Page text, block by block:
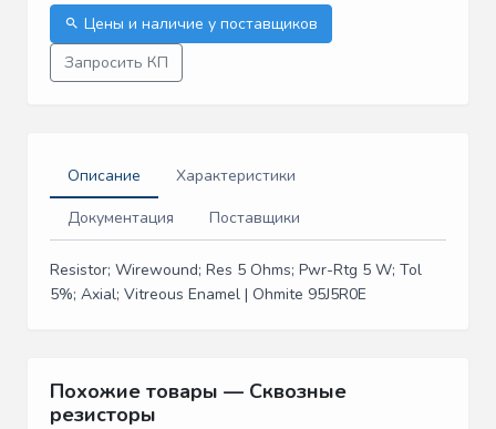
Цены и наличие у поставщиков
Запросить КП
Описание
Характеристики
Документация
Поставщики
Resistor; Wirewound; Res 5 Ohms; Pwr-Rtg 5 W; Tol
5%; Axial; Vitreous Enamel | Ohmite 95J5R0E
Похожие товары — Сквозные
резисторы